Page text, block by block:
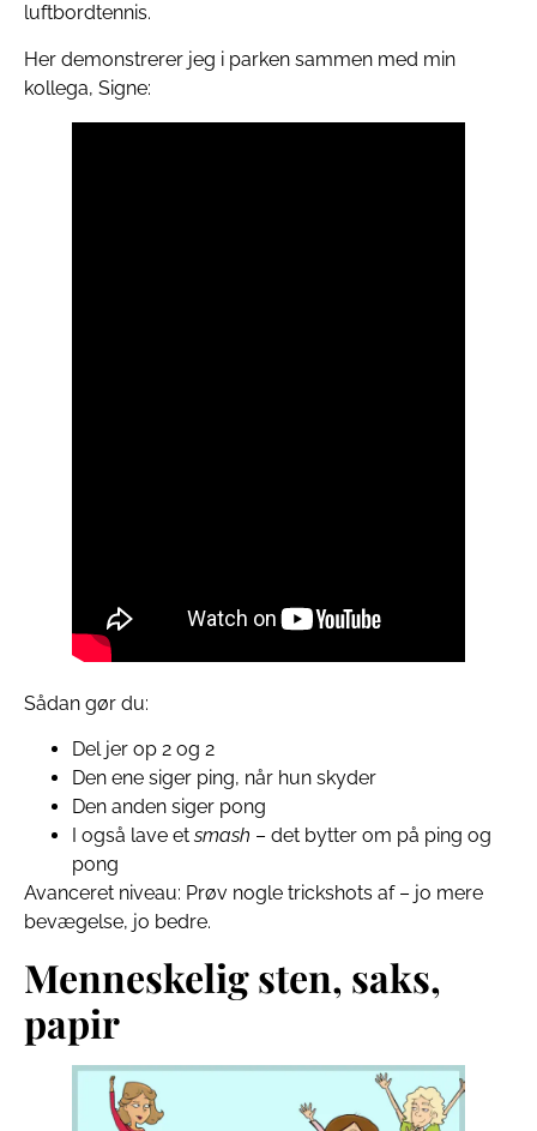
luftbordtennis.
Her demonstrerer jeg i parken sammen med min
kollega, Signe:
Sådan gør du:
Del jer op 2 og 2
Den ene siger ping, når hun skyder
Den anden siger pong
I også lave etsmash – det bytter om på ping og
pong
Avanceret niveau: Prøv nogle trickshots af – jo mere
bevægelse, jo bedre.
Menneskelig sten, saks,
papir